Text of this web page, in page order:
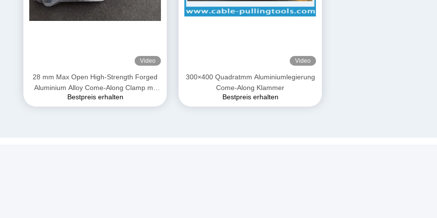
Video
28 mm Max Open High-Strength Forged
Aluminium Alloy Come-Along Clamp mit
korrosionsbeständiger Konstruktion für
AAAC-Leiter
Bestpreis erhalten
Video
300×400 Quadratmm Aluminiumlegierung
Come-Along Klammer
Bestpreis erhalten